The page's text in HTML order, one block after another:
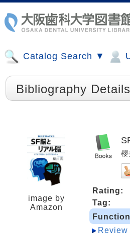
Catalog Search ▼
Bibliography Details
image by
Amazon
Rating:
Tag:
Review